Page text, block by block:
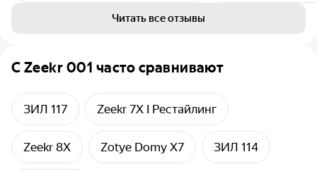
Читать все отзывы
C Zeekr 001 часто сравнивают
ЗИЛ 117 Zeekr 7X I Рестайлинг
Zeekr 8X Zotye Domy X7 ЗИЛ 114